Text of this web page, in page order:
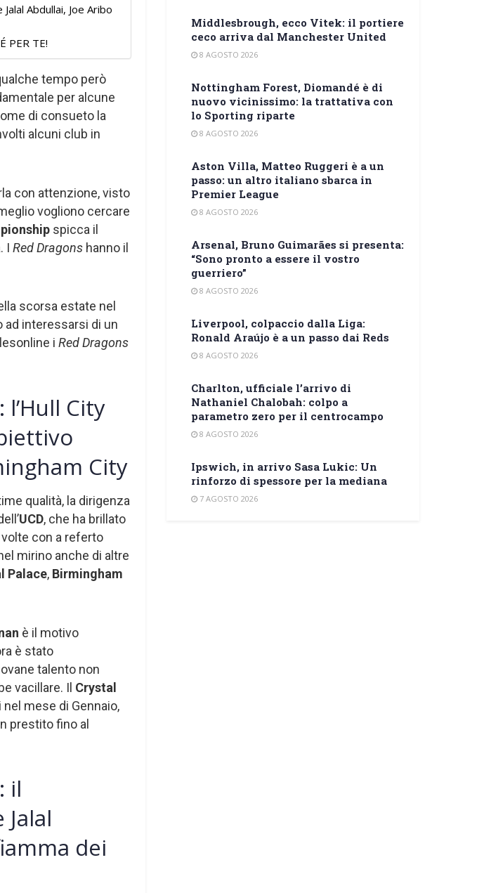
Abdullai, Joe Aribo
PER TE!
tempo però
per alcune
di consueto la
alcuni club in
con attenzione, visto
vogliono cercare
spicca il
I Red Dragons hanno il
scorsa estate nel
ad interessarsi di un
i Red Dragons
City
City
qualità, la dirigenza
UCD, che ha brillato
con a referto
mirino anche di altre
Palace, Birmingham
è il motivo
è stato
talento non
vacillare. Il Crystal
mese di Gennaio,
prestito fino al
il
dei
Middlesbrough, ecco Vitek: il portiere
ceco arriva dal Manchester United
8 AGOSTO 2026
Nottingham Forest, Diomandé è di
nuovo vicinissimo: la trattativa con
lo Sporting riparte
8 AGOSTO 2026
Aston Villa, Matteo Ruggeri è a un
passo: un altro italiano sbarca in
Premier League
8 AGOSTO 2026
Arsenal, Bruno Guimarães si presenta:
“Sono pronto a essere il vostro
guerriero”
8 AGOSTO 2026
Liverpool, colpaccio dalla Liga:
Ronald Araújo è a un passo dai Reds
8 AGOSTO 2026
Charlton, ufficiale l’arrivo di
Nathaniel Chalobah: colpo a
parametro zero per il centrocampo
8 AGOSTO 2026
Ipswich, in arrivo Sasa Lukic: Un
rinforzo di spessore per la mediana
7 AGOSTO 2026